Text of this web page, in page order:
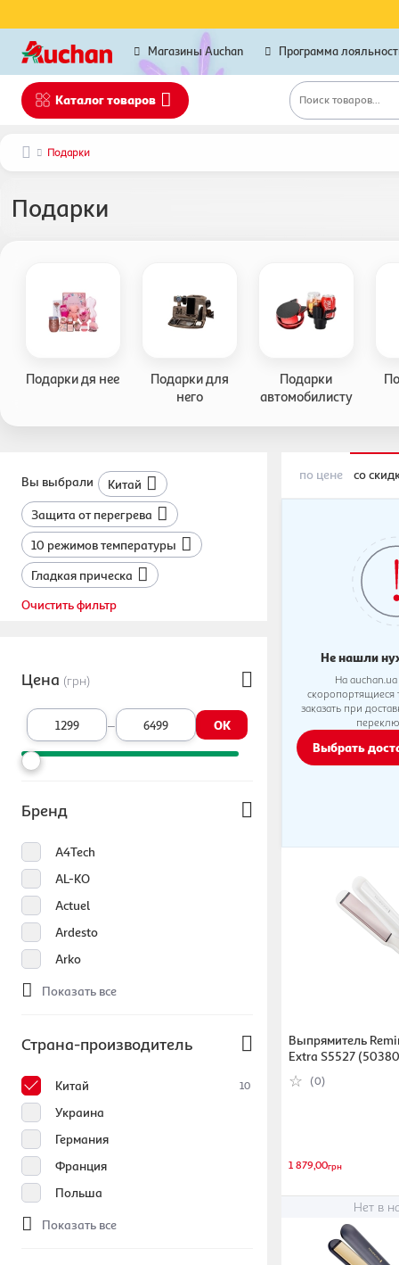
Магазины Auchan Программа
Каталог товаров Поиск товаров...
Подарки
Подарки
Подарки дя нее
Подарки для
него
Подарки
автомобилисту
Вы выбрали
Китай
Защита от перегрева
10 режимов температуры
Гладкая прическа
Очистить фильтр
Цена (грн)
– OK
Бренд
A4Tech
AL-KO
Actuel
Ardesto
Arko
Показать все
Страна-производитель
Китай 10
Украина
Германия
Франция
Польша
Показать все
по цене со
Не нашли
На auchan.ua
заказать при
Выбрать
Выпрямитель
Extra S5527
(0)
1 879,00грн
Нет в